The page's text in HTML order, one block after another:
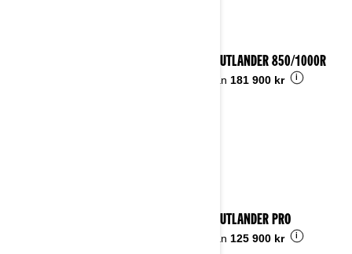
2026 OUTLANDER 850/1000R
Pris från 181 900 kr i
2026 OUTLANDER PRO
Pris från 125 900 kr i